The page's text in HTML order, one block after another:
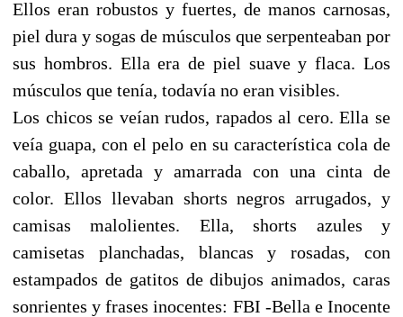
Ellos eran robustos y fuertes, de manos carnosas,
piel dura y sogas de músculos que serpenteaban por
sus hombros. Ella era de piel suave y flaca. Los
músculos que tenía, todavía no eran visibles.
Los chicos se veían rudos, rapados al cero. Ella se
veía guapa, con el pelo en su característica cola de
caballo, apretada y amarrada con una cinta de
color. Ellos llevaban shorts negros arrugados, y
camisas malolientes. Ella, shorts azules y
camisetas planchadas, blancas y rosadas, con
estampados de gatitos de dibujos animados, caras
sonrientes y frases inocentes: FBI -Bella e Inocente